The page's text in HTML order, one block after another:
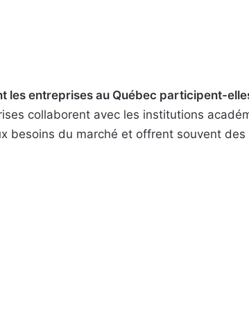
les entreprises au Québec participent-
collaborent avec les institutions
besoins du marché et offrent souvent